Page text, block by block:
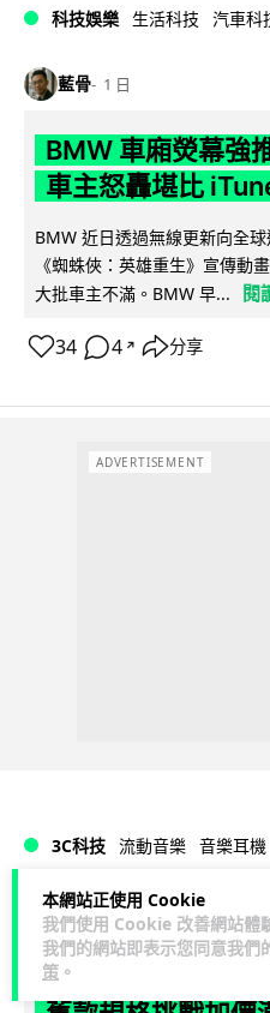
本網站正使用 Cookie
我們使用 Cookie 改善網站體
我們的網站即表示您同意我們
策 。
科技娛樂 生活科技 汽車科
藍骨 1 日
BMW 車廂熒幕強
車主怒轟堪比
BMW 近日透過無線更新向全
《蜘蛛俠：英雄重生》宣傳動
大批車主不滿。BMW 早...
閱
34 4 ↗ 分享
ADVERTISEMENT
3C科技 流動音樂 音樂耳機
藍骨 1 日
Sony 傳推平價復